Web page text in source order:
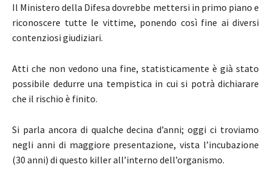
Il Ministero della Difesa dovrebbe mettersi in primo piano e
riconoscere tutte le vittime, ponendo così fine ai diversi
contenziosi giudiziari.
Atti che non vedono una fine, statisticamente è già stato
possibile dedurre una tempistica in cui si potrà dichiarare
che il rischio è finito.
Si parla ancora di qualche decina d’anni; oggi ci troviamo
negli anni di maggiore presentazione, vista l’incubazione
(30 anni) di questo killer all’interno dell’organismo.